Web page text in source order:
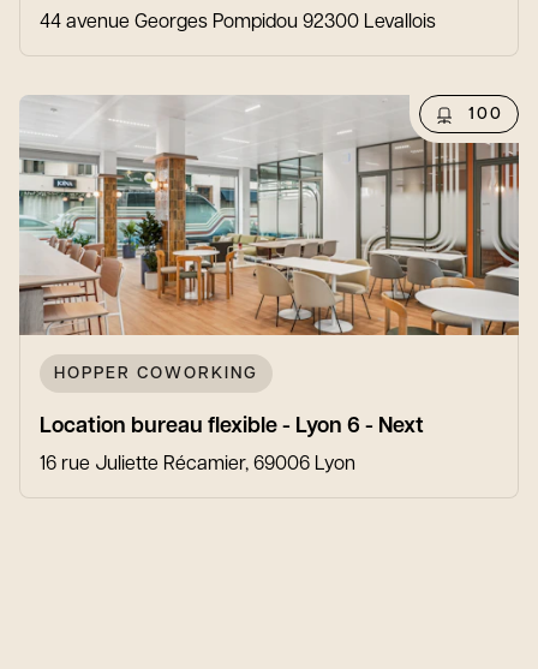
44 avenue Georges Pompidou 92300 Levallois
100
HOPPER COWORKING
Location bureau flexible - Lyon 6 - Next
16 rue Juliette Récamier, 69006 Lyon